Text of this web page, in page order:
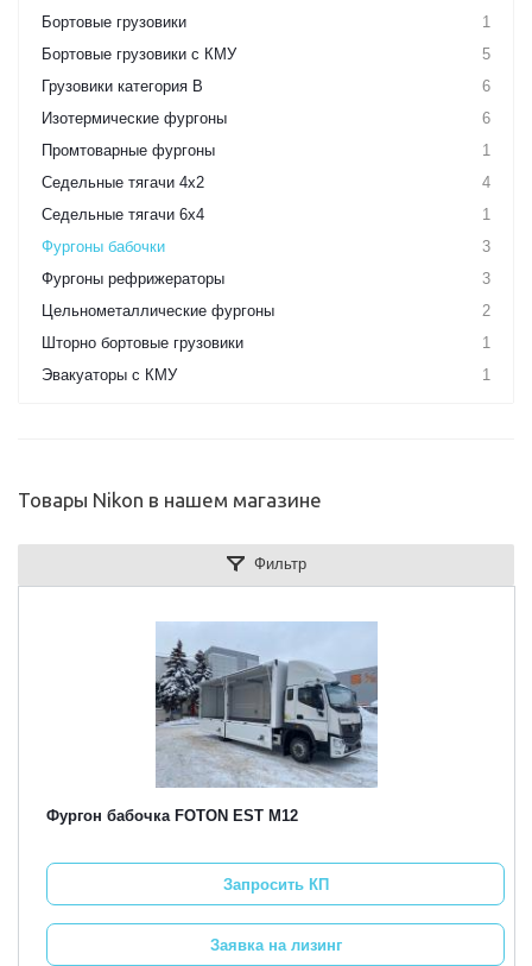
Бортовые грузовики
1
Бортовые грузовики с КМУ
5
Грузовики категория B
6
Изотермические фургоны
6
Промтоварные фургоны
1
Седельные тягачи 4х2
4
Седельные тягачи 6х4
1
Фургоны бабочки
3
Фургоны рефрижераторы
3
Цельнометаллические фургоны
2
Шторно бортовые грузовики
1
Эвакуаторы с КМУ
1
Товары Nikon в нашем магазине
Фильтр
Фургон бабочка FOTON EST M12
Запросить КП
Заявка на лизинг